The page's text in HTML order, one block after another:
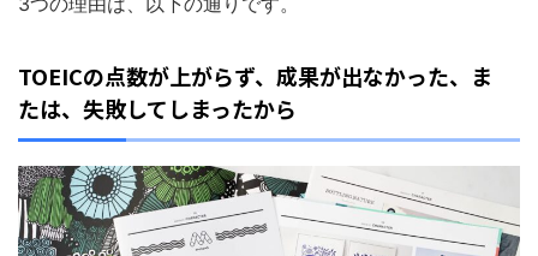
TOEICの点数が上がらず、成果が出なかった、ま
たは、失敗してしまったから